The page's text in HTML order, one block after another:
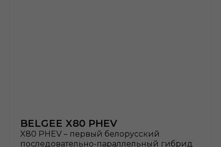
BELGEE X80 PHEV
X80 PHEV – первый белорусский
последовательно-параллельный гибрид